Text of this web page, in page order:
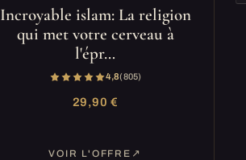
Incroyable islam: La religion
qui met votre cerveau à
l'épr…
4,8(805)
29,90 €
VOIR L'OFFRE